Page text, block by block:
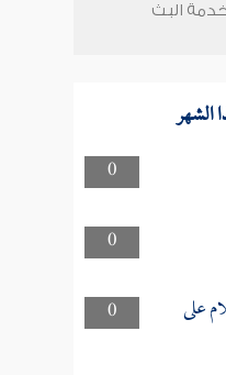
رمضانية
البث
الشهر
0
0
0
على